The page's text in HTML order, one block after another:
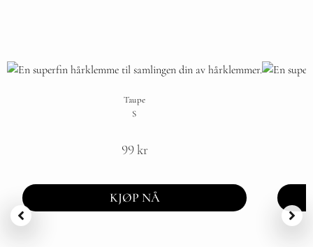
Taupe
S
99kr
KJØP NÅ